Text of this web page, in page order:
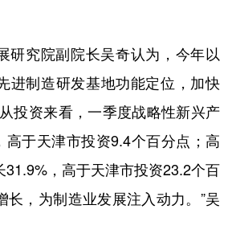
究院副院长吴奇认为，今年以
进制造研发基地功能定位，加快
投资来看，一季度战略性新兴产
高于天津市投资9.4个百分点；高
31.9%，高于天津市投资23.2个百
长，为制造业发展注入动力。”吴